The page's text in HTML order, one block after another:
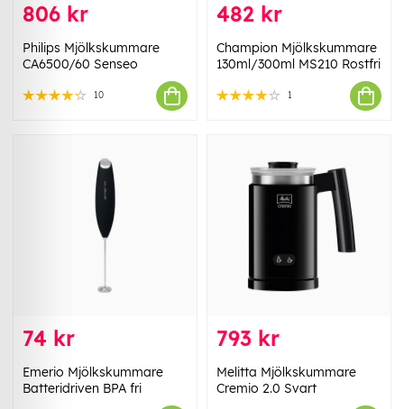
806 kr
Philips Mjölkskummare
CA6500/60 Senseo
10
482 kr
Champion Mjölkskummare
130ml/300ml MS210 Rostfri
1
74 kr
Emerio Mjölkskummare
Batteridriven BPA fri
793 kr
Melitta Mjölkskummare
Cremio 2.0 Svart